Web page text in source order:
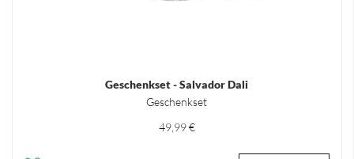
Geschenkset - Salvador Dali
Geschenkset
49,99 €